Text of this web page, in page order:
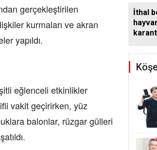
gerçekleştirilen
kurmaları ve akran
yapıldı.
eğlenceli etkinlikler
vakit geçirirken, yüz
balonlar, rüzgar gülleri
İthal